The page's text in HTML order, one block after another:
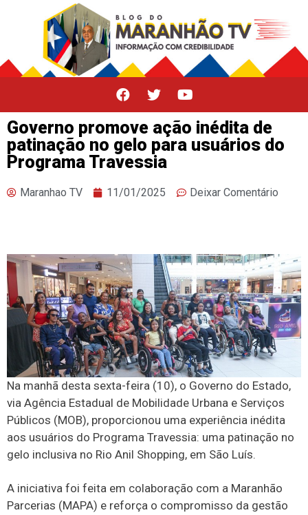
Governo promove ação inédita de
patinação no gelo para usuários do
Programa Travessia
Maranhao TV 11/01/2025 Deixar Comentário
Na manhã desta sexta-feira (10), o Governo do Estado,
via Agência Estadual de Mobilidade Urbana e Serviços
Públicos (MOB), proporcionou uma experiência inédita
aos usuários do Programa Travessia: uma patinação no
gelo inclusiva no Rio Anil Shopping, em São Luís.
A iniciativa foi feita em colaboração com a Maranhão
Parcerias (MAPA) e reforça o compromisso da gestão